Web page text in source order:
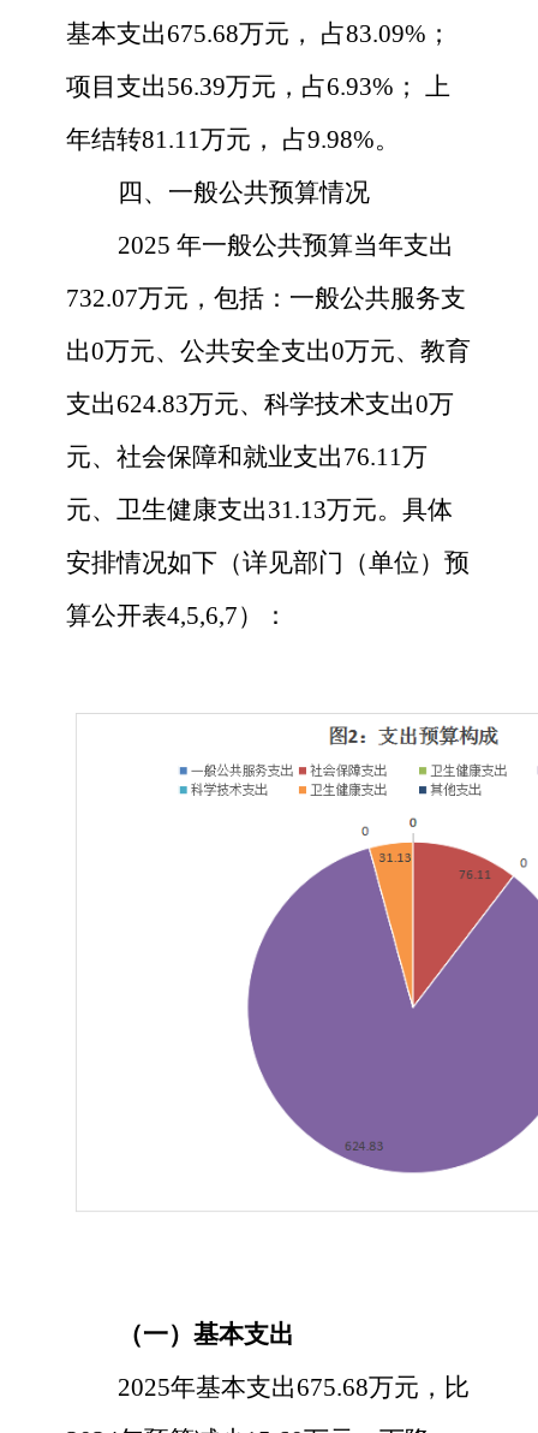
基本支出675.68万元， 占83.09% ；
项目支出56.39万元，占6.93% ；
上
年结转81.11万元， 占9.98%。
四、一般公共预算情况
2025 年一般公共预算当年支出
732.07万元，包括：一般公共服务支
出0万元、公共安全支出0万元、教育
支出624.83万元、科学技术支出0万
元、社会保障和就业支出76.11万
元、 卫生健康支出31.13万元。 具体
安排情况如下 （详见部门（单位）预
算公开表4,5,6,7） ：
（一）基本支出
2025年基本支出675.68万元，比